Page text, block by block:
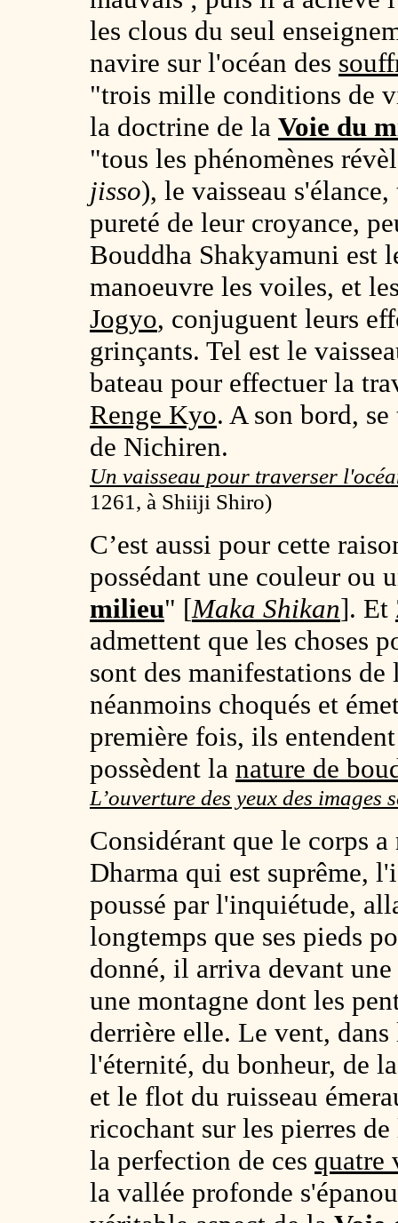
les clous du seul
navire sur l'océan des
"trois mille conditions de
la doctrine de la Voie du
"tous les phénomènes
jisso), le vaisseau
pureté de leur croyance,
Bouddha Shakyamuni est
manoeuvre les voiles, et
Jogyo, conjuguent leurs
grinçants. Tel est le
bateau pour effectuer la
Renge Kyo. A son bord,
de Nichiren.
Un vaisseau pour traverser
1261, à Shiiji Shiro)
C’est aussi pour cette
possédant une couleur ou
milieu" [Maka Shikan]. Et
admettent que les choses
sont des manifestations
néanmoins choqués et
première fois, ils
possèdent la nature de
L’ouverture des yeux des images
Considérant que le corps
Dharma qui est suprême,
poussé par l'inquiétude,
longtemps que ses pieds
donné, il arriva devant une
une montagne dont les
derrière elle. Le vent,
l'éternité, du bonheur, de
et le flot du ruisseau
ricochant sur les pierres
la perfection de ces quatre
la vallée profonde